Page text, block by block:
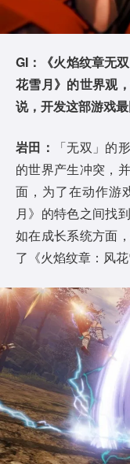
GI：《火焰纹章无
花雪月》的世界观
说，开发这部游戏
岩田：
「无双」的
的世界产生冲突，
面，为了在动作游
月》的特色之间找
如在成长系统方面
了《火焰纹章：风